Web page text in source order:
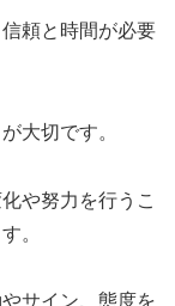
頼と時間が必要
大切です。
や努力を行うこ
。
サイン、態度を